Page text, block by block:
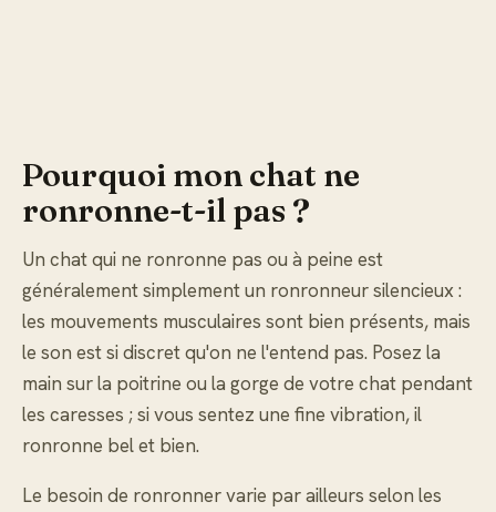
Pourquoi mon chat ne
ronronne-t-il pas ?
Un chat qui ne ronronne pas ou à peine est
généralement simplement un ronronneur silencieux :
les mouvements musculaires sont bien présents, mais
le son est si discret qu'on ne l'entend pas. Posez la
main sur la poitrine ou la gorge de votre chat pendant
les caresses ; si vous sentez une fine vibration, il
ronronne bel et bien.
Le besoin de ronronner varie par ailleurs selon les